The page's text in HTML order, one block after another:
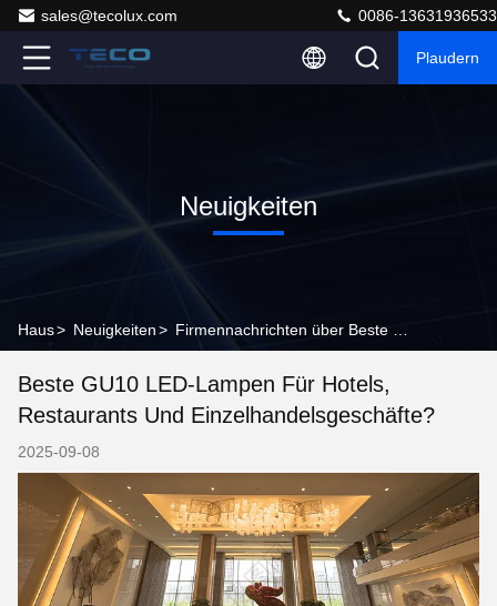
sales@tecolux.com 0086-13631936533
Plaudern
Neuigkeiten
Haus> Neuigkeiten>
Beste GU10 LED-Lampen Für Hotels,
Restaurants Und Einzelhandelsgeschäfte?
2025-09-08